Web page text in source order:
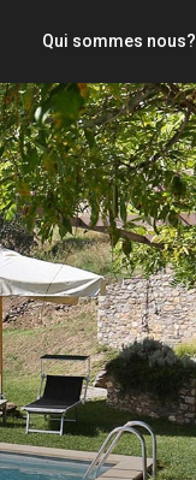
Qui sommes nous?